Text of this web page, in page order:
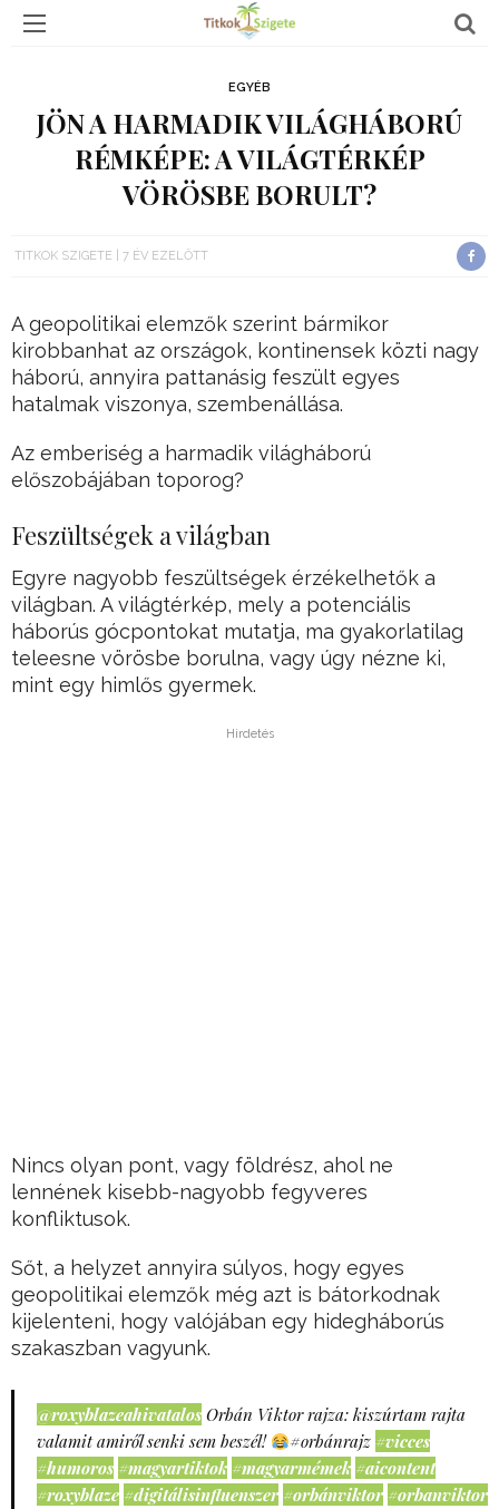
EGYÉB
JÖN A HARMADIK VILÁGHÁBORÚ
RÉMKÉPE: A VILÁGTÉRKÉP
VÖRÖSBE BORULT?
TITKOK SZIGETE 7 ÉV EZELŐTT
A geopolitikai elemzők szerint bármikor
kirobbanhat az országok, kontinensek közti nagy
háború, annyira pattanásig feszült egyes
hatalmak viszonya, szembenállása.
Az emberiség a harmadik világháború
előszobájában toporog?
Feszültségek a világban
Egyre nagyobb feszültségek érzékelhetők a
világban. A világtérkép, mely a potenciális
háborús gócpontokat mutatja, ma gyakorlatilag
teleesne vörösbe borulna, vagy úgy nézne ki,
mint egy himlős gyermek.
Hirdetés
Nincs olyan pont, vagy földrész, ahol ne
lennének kisebb-nagyobb fegyveres
konfliktusok.
Sőt, a helyzet annyira súlyos, hogy egyes
geopolitikai elemzők még azt is bátorkodnak
kijelenteni, hogy valójában egy hidegháborús
szakaszban vagyunk.
@roxyblazeahivatalos Orbán Viktor rajza: kiszúrtam rajta
valamit amiről senki sem beszél!
#orbánrajz #vicces
#humoros #magyartiktok #magyarmémek #aicontent
#roxyblaze #digitálisinfluenszer #orbánviktor #orbanviktor